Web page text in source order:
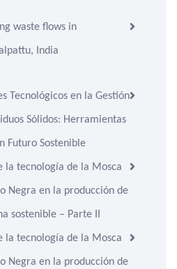
waste flows in
India
Tecnológicos en la Gestión
Sólidos: Herramientas
Futuro Sostenible
la tecnología de la Mosca
Negra en la producción de
sostenible – Parte II
la tecnología de la Mosca
Negra en la producción de